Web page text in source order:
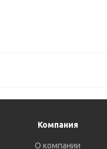
Компания
О компании